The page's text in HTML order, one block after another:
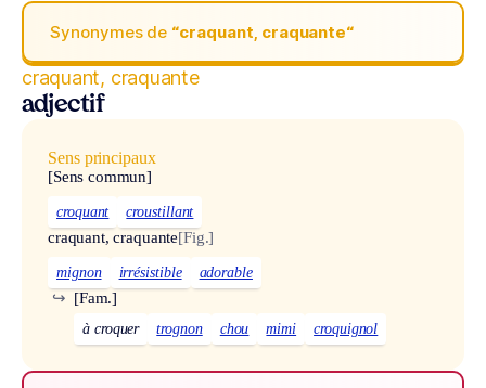
Synonymes de “craquant, craquante“
craquant, craquante
adjectif
Sens principaux
[Sens commun]
croquant croustillant
craquant, craquante[Fig.]
mignon irrésistible adorable
[Fam.]
↪
à croquer trognon chou mimi croquignol